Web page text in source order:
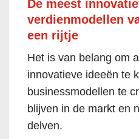
De meest
verdienmodellen
een rijtje
Het is van belang om
innovatieve ideeën te
businessmodellen te
blijven in de markt en
delven.